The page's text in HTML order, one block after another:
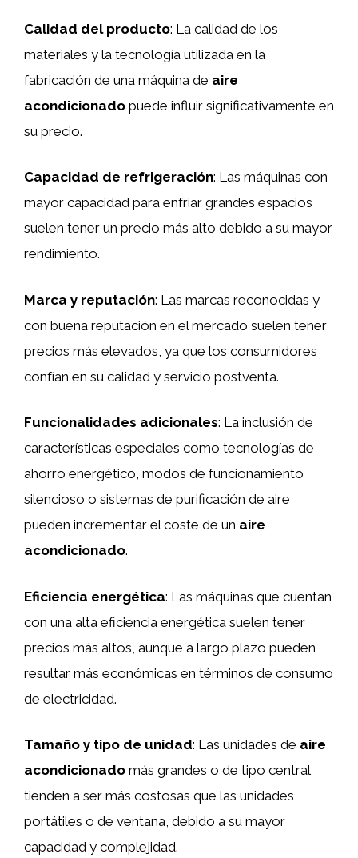
Calidad del producto: La calidad de los
materiales y la tecnología utilizada en la
fabricación de una máquina de aire
acondicionado puede influir significativamente en
su precio.
Capacidad de refrigeración: Las máquinas con
mayor capacidad para enfriar grandes espacios
suelen tener un precio más alto debido a su mayor
rendimiento.
Marca y reputación: Las marcas reconocidas y
con buena reputación en el mercado suelen tener
precios más elevados, ya que los consumidores
confían en su calidad y servicio postventa.
Funcionalidades adicionales: La inclusión de
características especiales como tecnologías de
ahorro energético, modos de funcionamiento
silencioso o sistemas de purificación de aire
pueden incrementar el coste de un aire
acondicionado.
Eficiencia energética: Las máquinas que cuentan
con una alta eficiencia energética suelen tener
precios más altos, aunque a largo plazo pueden
resultar más económicas en términos de consumo
de electricidad.
Tamaño y tipo de unidad: Las unidades de aire
acondicionado más grandes o de tipo central
tienden a ser más costosas que las unidades
portátiles o de ventana, debido a su mayor
capacidad y complejidad.